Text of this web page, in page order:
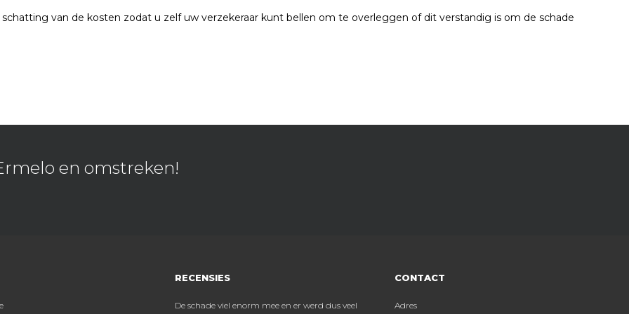
van de kosten zodat u zelf uw verzekeraar kunt bellen om te overleggen of dit verstandig is om de schade
en omstreken!
RECENSIES
prestatie qua De schade viel enorm mee en er werd dus veelGelukkig voor mij was het snelle service.
CONTACT
Adres